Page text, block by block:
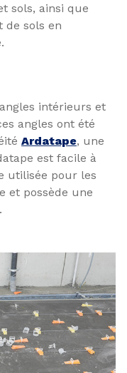
sols, ainsi que
de sols en
intérieurs et
angles ont été
Ardatape, une
est facile à
utilisée pour les
et possède une